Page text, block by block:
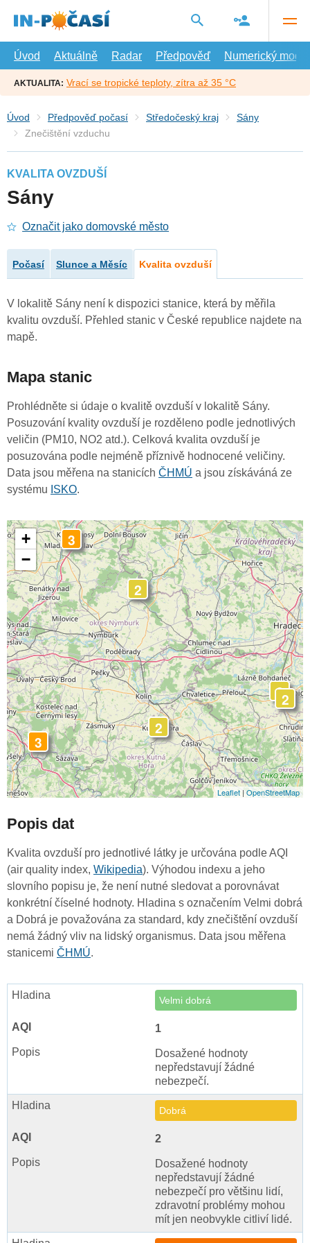
hlavní
Úvod
Aktuálně Radar Předpověď Numerický model
AKTUALITA: Vrací se tropické teploty, zítra až 35 °C
Úvod Předpověď počasí Středočeský kraj
Sány
Znečištění vzduchu
KVALITA OVZDUŠÍ
Sány
Označit jako domovské město
Počasí Slunce a Měsíc Kvalita ovzduší
V lokalitě Sány není k dispozici stanice, která by měřila
kvalitu ovzduší. Přehled stanic v České republice najdete na
mapě.
Mapa stanic
Prohlédněte si údaje o kvalitě ovzduší v lokalitě Sány.
Posuzování kvality ovzduší je rozděleno podle jednotlivých
veličin (PM10, NO2 atd.). Celková kvalita ovzduší je
posuzována podle nejméně příznivě hodnocené veličiny.
Data jsou měřena na stanicích ČHMÚ a jsou získáváná ze
systému ISKO.
2
22
3
3
2
+
−
Leaflet | OpenStreetMap
Popis dat
Kvalita ovzduší pro jednotlivé látky je určována podle AQI
(air quality index, Wikipedia). Výhodou indexu a jeho
slovního popisu je, že není nutné sledovat a porovnávat
konkrétní číselné hodnoty. Hladina s označením Velmi dobrá
a Dobrá je považována za standard, kdy znečištění ovzduší
nemá žádný vliv na lidský organismus. Data jsou měřena
stanicemi ČHMÚ.
Velmi dobrá
1
Dosažené hodnoty
nepředstavují žádné
nebezpečí.
Dobrá
2
Dosažené hodnoty
nepředstavují žádné
nebezpečí pro většinu lidí,
zdravotní problémy mohou
mít jen neobvykle citliví lidé.